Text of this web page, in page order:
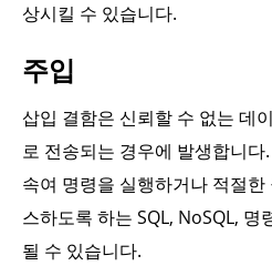
상시킬 수 있습니다.
주입
삽입 결함은 신뢰할 수 없는 데
로 전송되는 경우에 발생합니
속여 명령을 실행하거나 적절
스하도록 하는 SQL, NoSQL,
될 수 있습니다.